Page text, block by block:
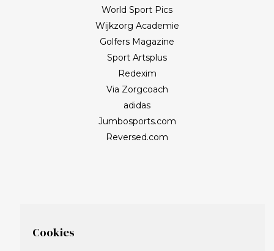
World Sport Pics
Wijkzorg Academie
Golfers Magazine
Sport Artsplus
Redexim
Via Zorgcoach
adidas
Jumbosports.com
Reversed.com
Cookies